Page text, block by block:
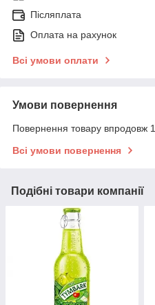
Післяплата
Оплата на рахунок
Всі умови оплати
Умови повернення
Повернення товару впродовж
Всі умови повернення
Подібні товари компанії